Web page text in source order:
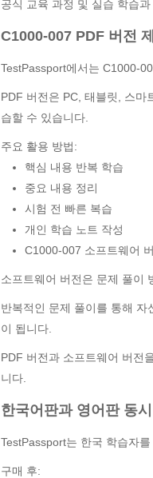
공식 교육 과정 및 실습 학습
C1000-007 PDF 버전
TestPassport에서는 C1000-
PDF 버전은 PC, 태블릿, 스마
습할 수 있습니다.
주요 활용 방법:
핵심 내용 반복 학습
중요 내용 정리
시험 전 빠른 복습
개인 학습 노트 작성
C1000-007 소프트웨어
소프트웨어 버전은 문제 풀이
반복적인 문제 풀이를 통해
이 됩니다.
PDF 버전과 소프트웨어 버전
니다.
한국어판과 영어판 동
TestPassport는 한국 학습자
구매 후: